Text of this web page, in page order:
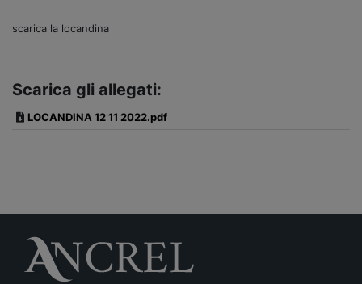
scarica la locandina
Scarica gli allegati:
LOCANDINA 12 11 2022.pdf